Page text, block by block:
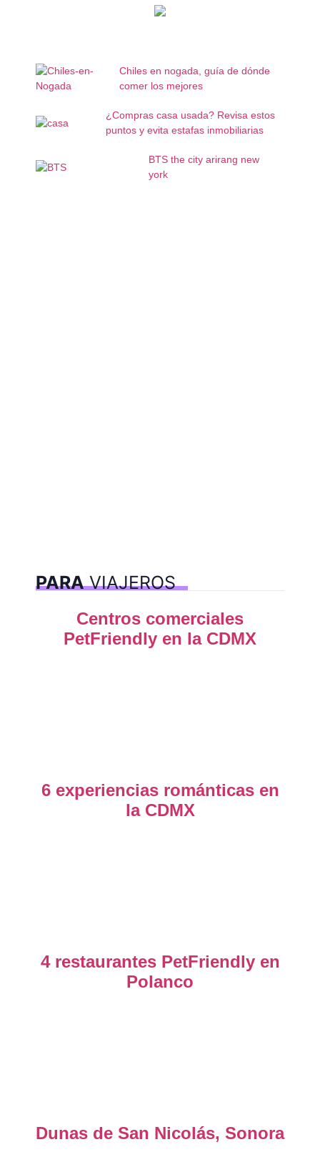
Chiles en nogada, guía de dónde
comer los mejores
¿Compras casa usada? Revisa estos
puntos y evita estafas inmobiliarias
BTS the city arirang new
york
PARAVIAJEROS
Centros comerciales
PetFriendly en la CDMX
6 experiencias románticas en
la CDMX
4 restaurantes PetFriendly en
Polanco
Dunas de San Nicolás, Sonora